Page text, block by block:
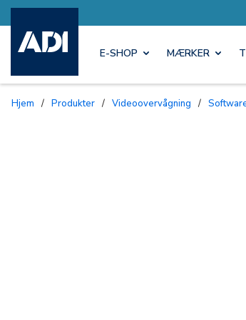
E-SHOP MÆRKER
Hjem / Produkter / Videoovervågning /